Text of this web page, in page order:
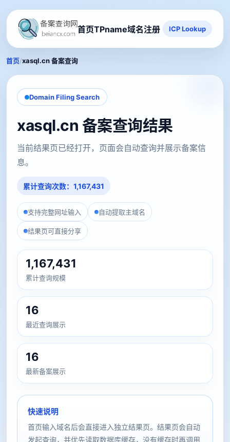
首页TPname域名注册 ICP Lookup
首页/xasql.cn 备案查询
Domain Filing Search
xasql.cn 备案查询结果
当前结果页已经打开，页面会自动查询并展示备案信
息。
累计查询次数：1,167,431
支持完整网址输入 自动提取主域名
结果页可直接分享
1,167,431
累计查询规模
16
最近查询展示
16
最新备案展示
快速说明
首页输入域名后会直接进入独立结果页。结果页会自动
发起查询，并优先读取数据库缓存，没有缓存时再调用